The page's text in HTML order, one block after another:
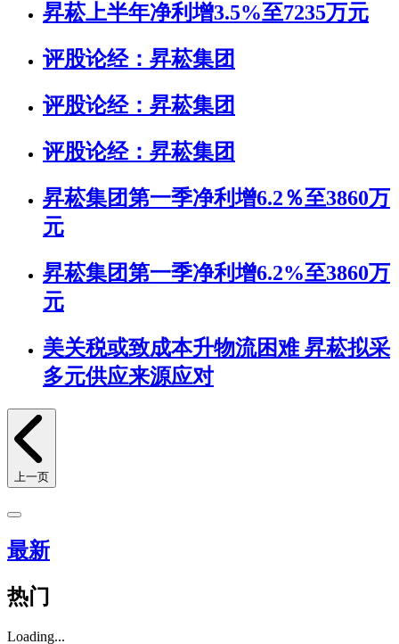
昇菘上半年净利增3.5%至7235万元
评股论经：昇菘集团
评股论经：昇菘集团
评股论经：昇菘集团
昇菘集团第一季净利增6.2％至3860万
元
昇菘集团第一季净利增6.2%至3860万
元
美关税或致成本升物流困难 昇菘拟采
多元供应来源应对
上一页
最新
热门
Loading...